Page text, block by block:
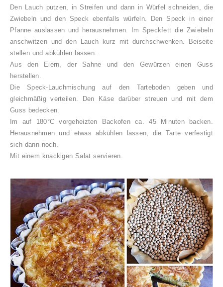
Den Lauch putzen, in Streifen und dann in Würfel schneiden, die
Zwiebeln und den Speck ebenfalls würfeln. Den Speck in einer
Pfanne auslassen und herausnehmen. Im Speckfett die Zwiebeln
anschwitzen und den Lauch kurz mit durchschwenken. Beiseite
stellen und abkühlen lassen.
Aus den Eiern, der Sahne und den Gewürzen einen Guss
herstellen.
Die Speck-Lauchmischung auf den Tarteboden geben und
gleichmäßig verteilen. Den Käse darüber streuen und mit dem
Guss bedecken.
Im auf 180°C vorgeheizten Backofen ca. 45 Minuten backen.
Herausnehmen und etwas abkühlen lassen, die Tarte verfestigt
sich dann noch.
Mit einem knackigen Salat servieren.